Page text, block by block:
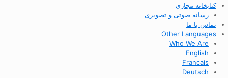
کتابخانه مجازی
رسانه صوتی و تصویری
تماس با ما
Other Languages
Who We Are
English
Francais
Deutsch